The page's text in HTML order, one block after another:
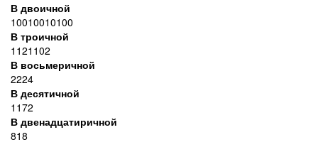
В двоичной
10010010100
В троичной
1121102
В восьмеричной
2224
В десятичной
1172
В двенадцатиричной
818